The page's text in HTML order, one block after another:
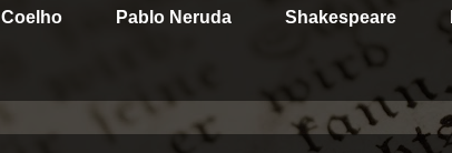
Pablo Neruda Shakespeare